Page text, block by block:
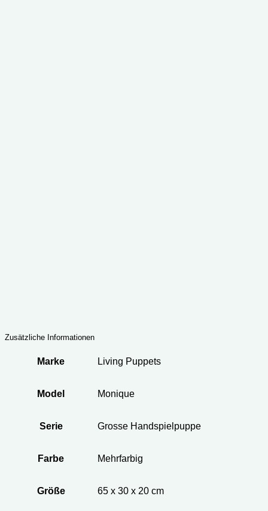
Zusätzliche Informationen
Marke Living Puppets
Model Monique
Serie Grosse Handspielpuppe
Farbe Mehrfarbig
Größe 65 x 30 x 20 cm